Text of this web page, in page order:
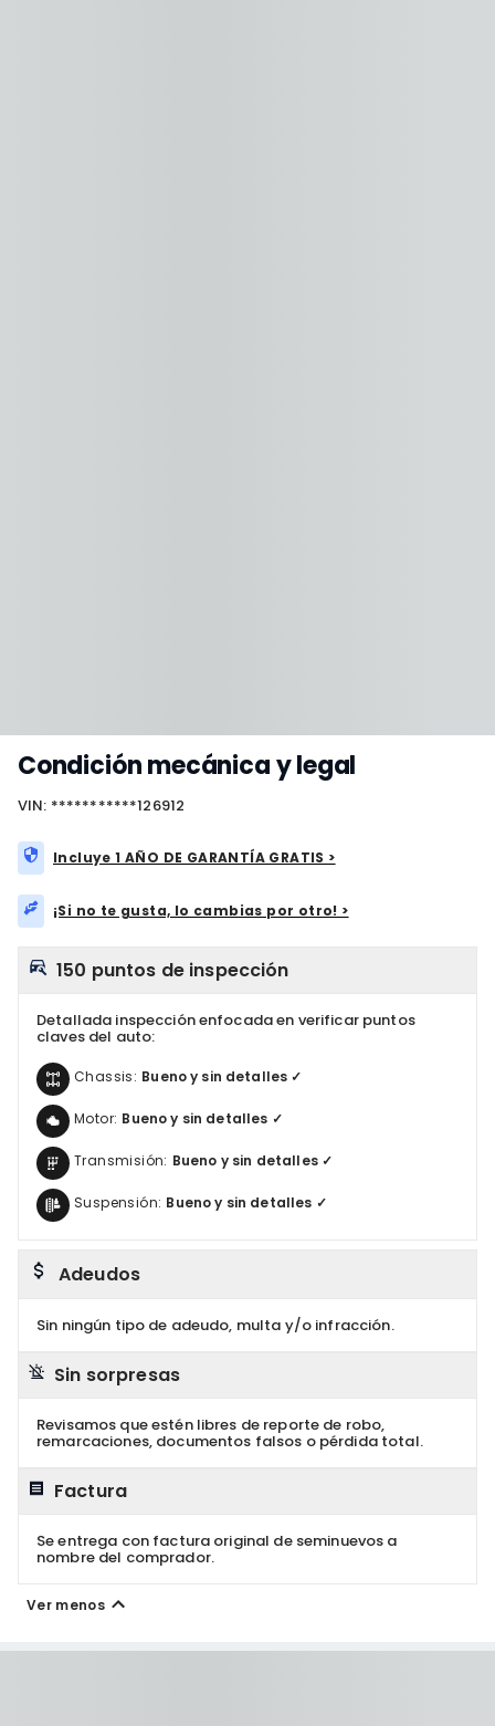
Condición mecánica y legal
VIN: ***********126912
Incluye 1 AÑO DE GARANTÍA GRATIS >
¡Si no te gusta, lo cambias por otro! >
150 puntos de inspección
Detallada inspección enfocada en verificar puntos
claves del auto:
Chassis: Bueno y sin detalles ✓
Motor: Bueno y sin detalles ✓
Transmisión: Bueno y sin detalles ✓
Suspensión: Bueno y sin detalles ✓
Adeudos
Sin ningún tipo de adeudo, multa y/o infracción.
Sin sorpresas
Revisamos que estén libres de reporte de robo,
remarcaciones, documentos falsos o pérdida total.
Factura
Se entrega con factura original de seminuevos a
nombre del comprador.
Ver menos